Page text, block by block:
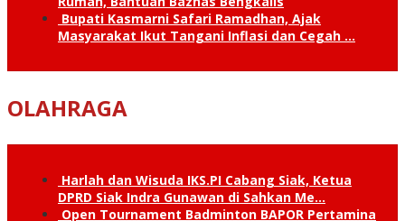
Bupati Kasmarni Safari Ramadhan, Ajak
Masyarakat Ikut Tangani Inflasi dan Cegah …
OLAHRAGA
Harlah dan Wisuda IKS.PI Cabang Siak, Ketua
DPRD Siak Indra Gunawan di Sahkan Me…
Open Tournament Badminton BAPOR Pertamina